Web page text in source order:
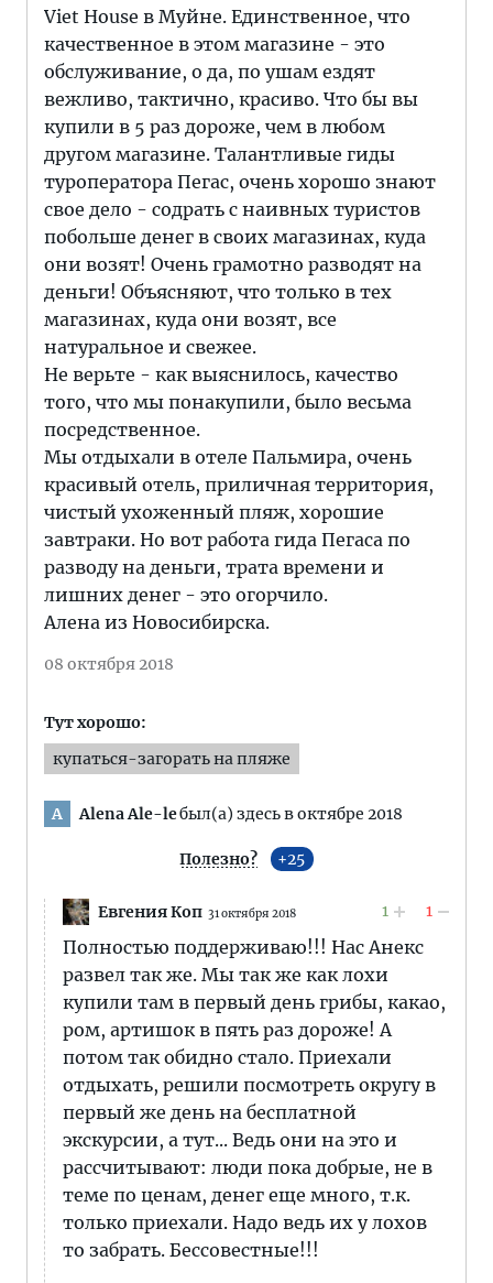
Viet House в Муйне. Единственное, что
качественное в этом магазине - это
обслуживание, о да, по ушам ездят
вежливо, тактично, красиво. Что бы вы
купили в 5 раз дороже, чем в любом
другом магазине. Талантливые гиды
туроператора Пегас, очень хорошо знают
свое дело - содрать с наивных туристов
побольше денег в своих магазинах, куда
они возят! Очень грамотно разводят нa
деньги! Объясняют, что только в тех
магазинах, куда они возят, все
натуральное и свежее.
Не верьте - как выяснилось, качество
того, что мы понакупили, было весьма
посредственное.
Мы отдыхали в отеле Пальмира, очень
красивый отель, приличная территория,
чистый ухоженный пляж, хорошие
завтраки. Но вот работа гида Пегаса по
разводу на деньги, трата времени и
лишних денег - это огорчило.
Алена из Новосибирска.
08 октября 2018
Тут хорошо:
купаться-загорать на пляже
A Alena Ale-leбыл(а) здесь в октябре 2018
Полезно? 25
Евгения Коп 31 октября 2018 1 1
Полностью поддерживаю!!! Нас Анекс
развел так же. Мы так же как лохи
купили там в первый день грибы, какао,
ром, артишок в пять раз дороже! А
потом так обидно стало. Приехали
отдыхать, решили посмотреть округу в
первый же день на бесплатной
экскурсии, а тут... Ведь они на это и
рассчитывают: люди пока добрые, не в
теме по ценам, денег еще много, т.к.
только приехали. Надо ведь их у лохов
то забрать. Бессовестные!!!